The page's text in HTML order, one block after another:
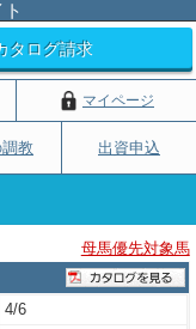
タログ請求
マイページ
教 出資申込
母馬優先対象馬
4/6